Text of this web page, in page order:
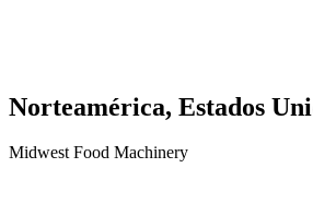
Norteamérica, Estados
Midwest Food Machinery